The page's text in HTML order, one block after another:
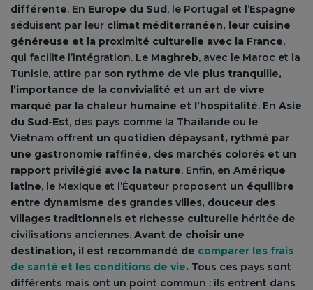
différente. En Europe du Sud, le Portugal et l’Espagne
séduisent par leur climat méditerranéen, leur cuisine
généreuse et la proximité culturelle avec la France,
qui facilite l’intégration. Le Maghreb, avec le Maroc et la
Tunisie, attire par son rythme de vie plus tranquille,
l’importance de la convivialité et un art de vivre
marqué par la chaleur humaine et l’hospitalité. En Asie
du Sud-Est, des pays comme la Thaïlande ou le
Vietnam offrent un quotidien dépaysant, rythmé par
une gastronomie raffinée, des marchés colorés et un
rapport privilégié avec la nature. Enfin, en Amérique
latine, le Mexique et l’Équateur proposent un équilibre
entre dynamisme des grandes villes, douceur des
villages traditionnels et richesse culturelle héritée de
civilisations anciennes. Avant de choisir une
destination, il est recommandé de comparer les frais
de santé et les conditions de vie. Tous ces pays sont
différents mais ont un point commun : ils entrent dans